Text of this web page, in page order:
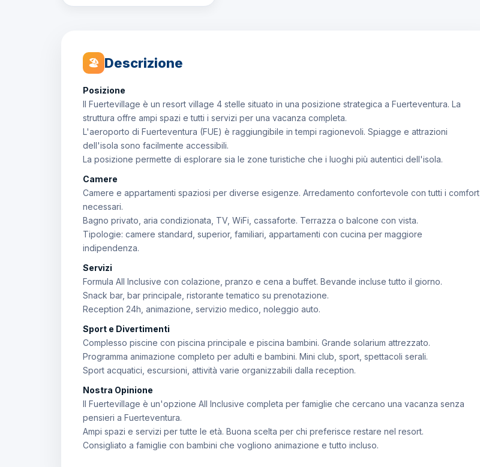
🏖 Descrizione
Posizione
Il Fuertevillage è un resort village 4 stelle situato in una posizione strategica a Fuerteventura. La
struttura offre ampi spazi e tutti i servizi per una vacanza completa.
L'aeroporto di Fuerteventura (FUE) è raggiungibile in tempi ragionevoli. Spiagge e attrazioni
dell'isola sono facilmente accessibili.
La posizione permette di esplorare sia le zone turistiche che i luoghi più autentici dell'isola.
Camere
Camere e appartamenti spaziosi per diverse esigenze. Arredamento confortevole con tutti i comfort
necessari.
Bagno privato, aria condizionata, TV, WiFi, cassaforte. Terrazza o balcone con vista.
Tipologie: camere standard, superior, familiari, appartamenti con cucina per maggiore
indipendenza.
Servizi
Formula All Inclusive con colazione, pranzo e cena a buffet. Bevande incluse tutto il giorno.
Snack bar, bar principale, ristorante tematico su prenotazione.
Reception 24h, animazione, servizio medico, noleggio auto.
Sport e Divertimenti
Complesso piscine con piscina principale e piscina bambini. Grande solarium attrezzato.
Programma animazione completo per adulti e bambini. Mini club, sport, spettacoli serali.
Sport acquatici, escursioni, attività varie organizzabili dalla reception.
Nostra Opinione
Il Fuertevillage è un'opzione All Inclusive completa per famiglie che cercano una vacanza senza
pensieri a Fuerteventura.
Ampi spazi e servizi per tutte le età. Buona scelta per chi preferisce restare nel resort.
Consigliato a famiglie con bambini che vogliono animazione e tutto incluso.